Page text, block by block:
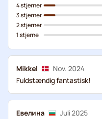
4 stjerner
3 stjerner
2 stjerner
1 stjerne
Mikkel
Nov. 2024
Fuldstændig fantastisk!
Евелина
Juli 2025